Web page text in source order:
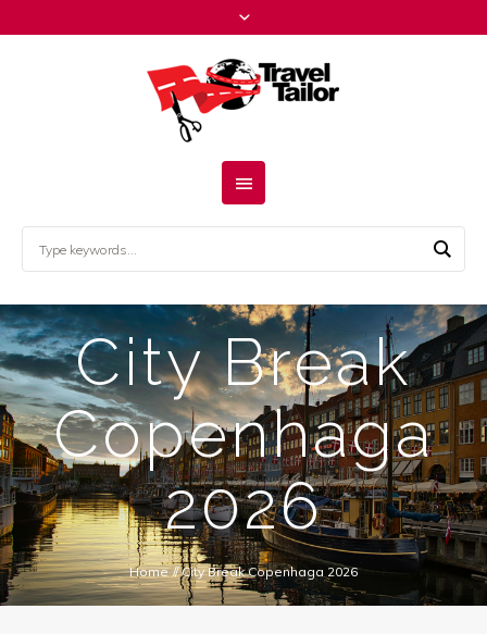
City Break
Copenhaga
2026
Home //City Break Copenhaga 2026